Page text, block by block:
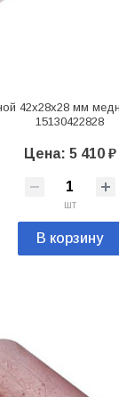
42х28х28 мм
15130422828
Цена: 5 410 ₽
шт
В корзину